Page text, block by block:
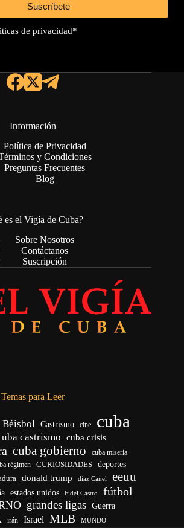
Suscríbete
de privacidad*
Información
Política de Privacidad
y Condiciones
Preguntas Frecuentes
Blog
es el Vigía de Cuba?
Sobre Nosotros
Contáctanos
Suscripción
Temas para Leer
Béisbol Castrismo cine cuba
castrismo cuba crisis
cuba gobierno cuba miseria
régimen CURIOSIDADES deportes
donald trump díaz Canel eeuu
estados unidos Fidel Castro fútbol
grandes ligas Guerra
irán Israel MLB MUNDO